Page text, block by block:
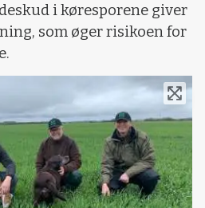
i køresporene giver
som øger risikoen for